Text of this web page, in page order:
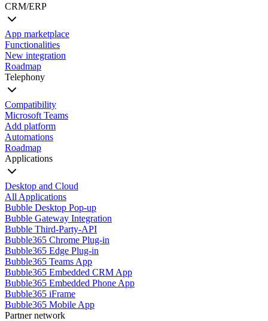
CRM/ERP
App marketplace
Functionalities
New integration
Roadmap
Telephony
Compatibility
Microsoft Teams
Add platform
Automations
Roadmap
Applications
Desktop and Cloud
All Applications
Bubble Desktop Pop-up
Bubble Gateway Integration
Bubble Third-Party-API
Bubble365 Chrome Plug-in
Bubble365 Edge Plug-in
Bubble365 Teams App
Bubble365 Embedded CRM App
Bubble365 Embedded Phone App
Bubble365 iFrame
Bubble365 Mobile App
Partner network